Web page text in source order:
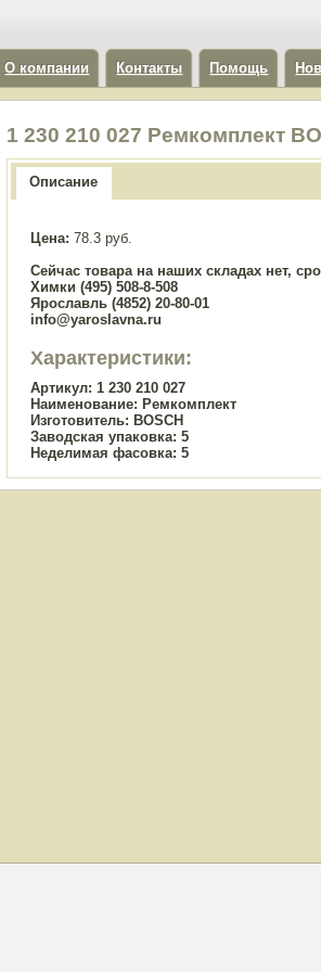
О компании Контакты Помощь
1 230 210 027 Ремкомплект
Описание
Цена: 78.3 руб.
Сейчас товара на наших складах нет,
Химки (495) 508-8-508
Ярославль (4852) 20-80-01
info@yaroslavna.ru
Характеристики:
Артикул: 1 230 210 027
Наименование: Ремкомплект
Изготовитель: BOSCH
Заводская упаковка: 5
Неделимая фасовка: 5